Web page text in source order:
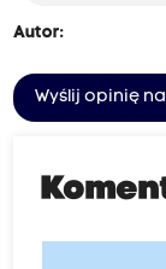
Autor:
Wyślij opinię